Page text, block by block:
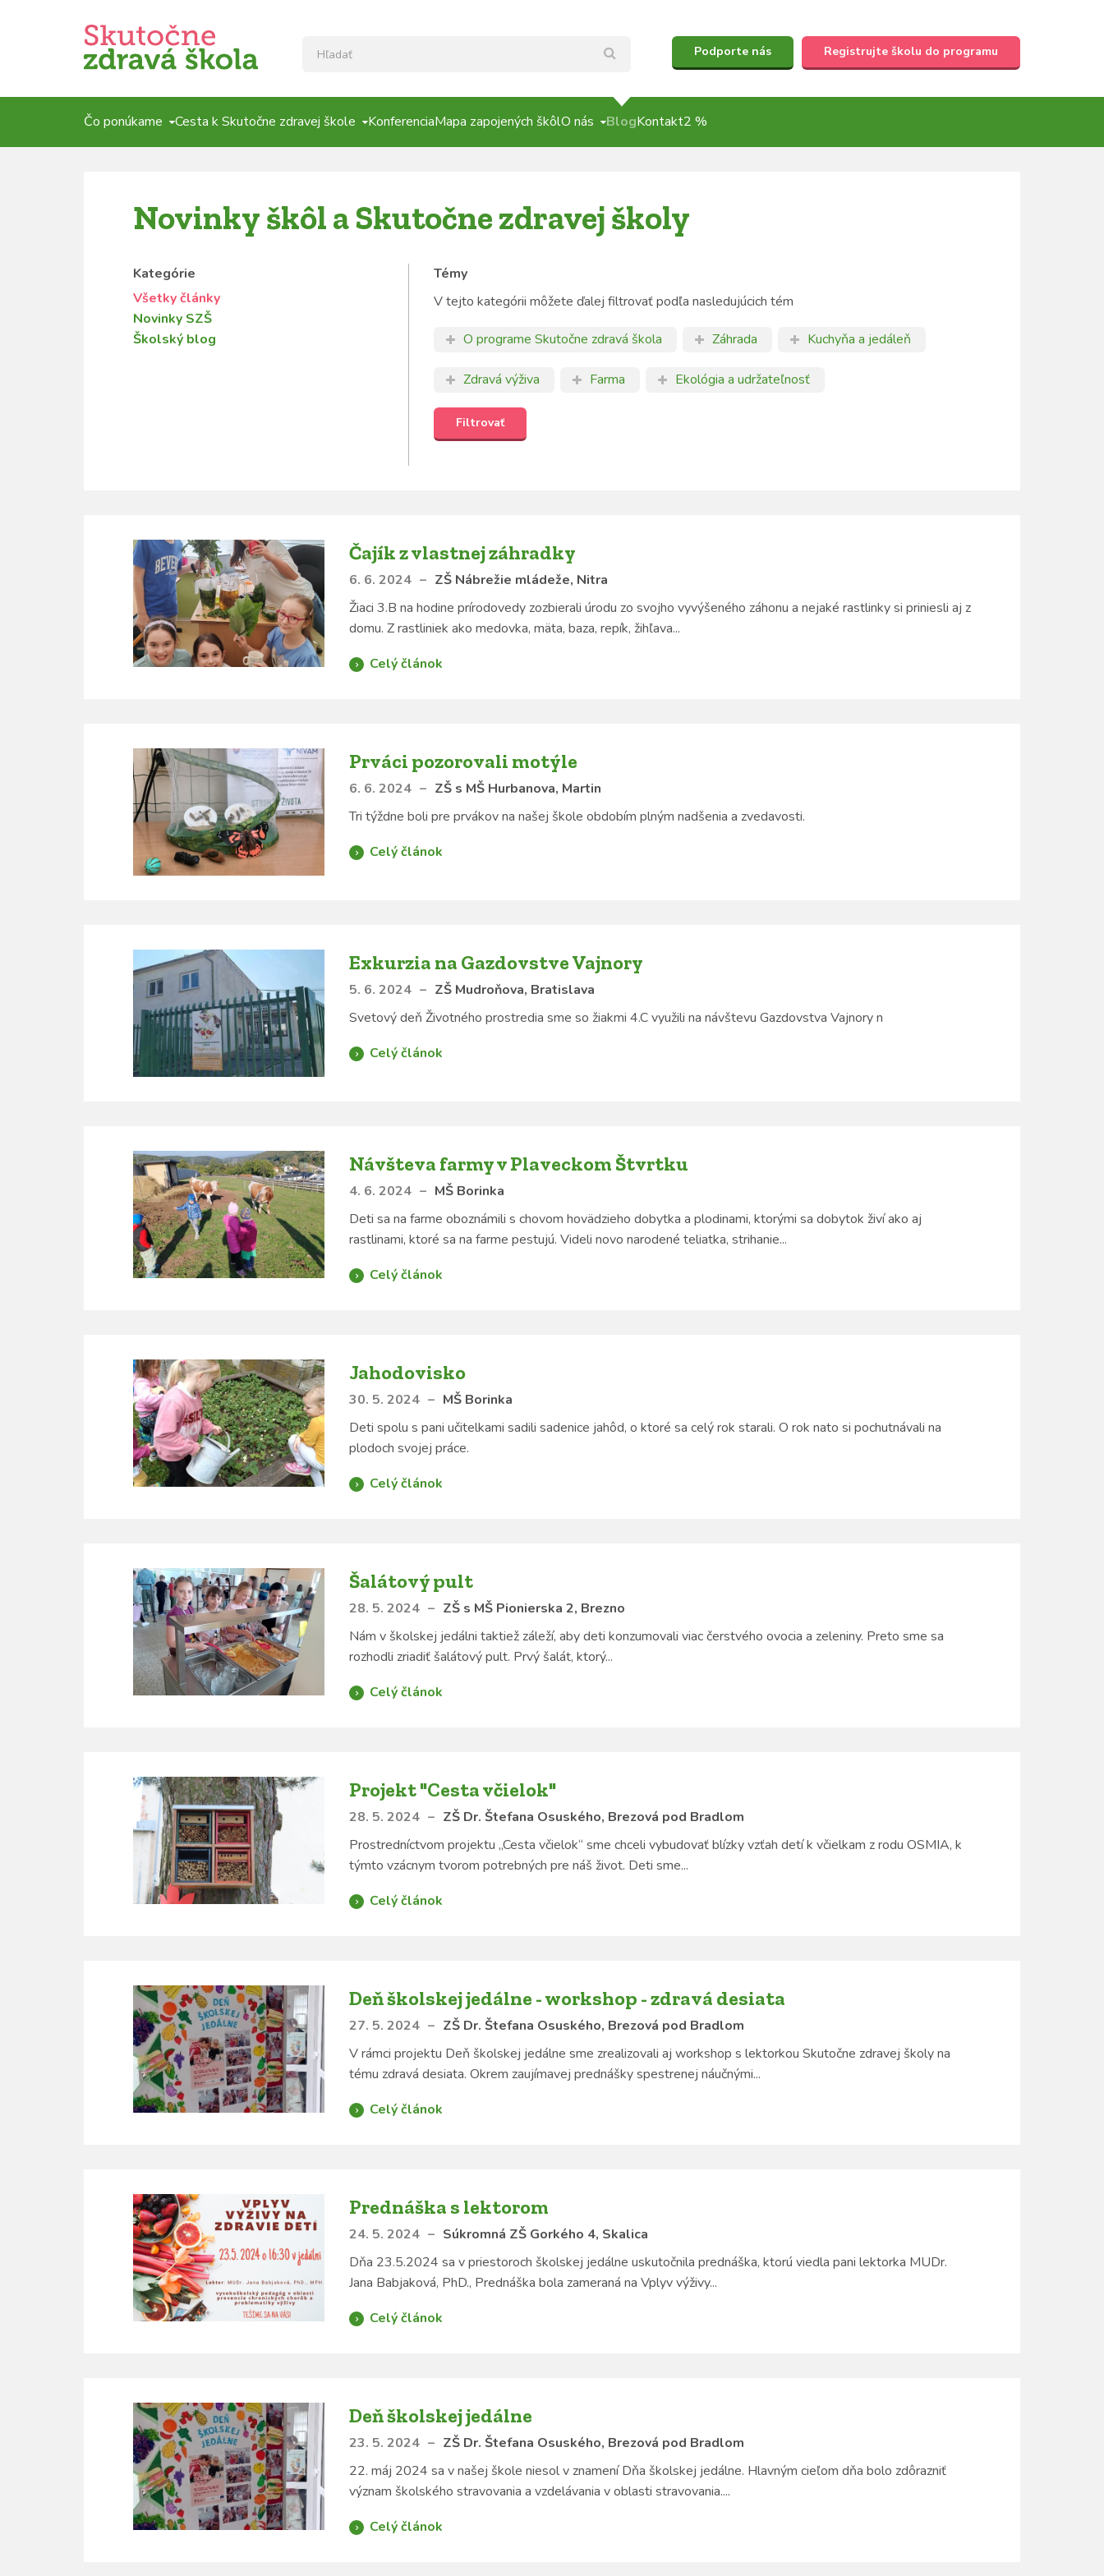
Podporte nás Registrujte školu do programu
Čo ponúkame Cesta k Skutočne zdravej škole KonferenciaMapa zapojených škôlO nás BlogKontakt2 %
Novinky škôl a Skutočne zdravej školy
Kategórie
Všetky články
Novinky SZŠ
Školský blog
Témy
V tejto kategórii môžete ďalej filtrovať podľa nasledujúcich tém
O programe Skutočne zdravá škola Záhrada Kuchyňa a jedáleň
Zdravá výživa Farma Ekológia a udržateľnosť
Čajík z vlastnej záhradky
6. 6. 2024 – ZŠ Nábrežie mládeže, Nitra
Žiaci 3.B na hodine prírodovedy zozbierali úrodu zo svojho vyvýšeného záhonu a nejaké rastlinky si priniesli aj z
domu. Z rastliniek ako medovka, mäta, baza, repík, žihľava...
Celý článok
Prváci pozorovali motýle
6. 6. 2024 – ZŠ s MŠ Hurbanova, Martin
Tri týždne boli pre prvákov na našej škole obdobím plným nadšenia a zvedavosti.
Celý článok
Exkurzia na Gazdovstve Vajnory
5. 6. 2024 – ZŠ Mudroňova, Bratislava
Svetový deň Životného prostredia sme so žiakmi 4.C využili na návštevu Gazdovstva Vajnory n
Celý článok
Návšteva farmy v Plaveckom Štvrtku
4. 6. 2024 – MŠ Borinka
Deti sa na farme oboznámili s chovom hovädzieho dobytka a plodinami, ktorými sa dobytok živí ako aj
rastlinami, ktoré sa na farme pestujú. Videli novo narodené teliatka, strihanie...
Celý článok
Jahodovisko
30. 5. 2024 – MŠ Borinka
Deti spolu s pani učitelkami sadili sadenice jahôd, o ktoré sa celý rok starali. O rok nato si pochutnávali na
plodoch svojej práce.
Celý článok
Šalátový pult
28. 5. 2024 – ZŠ s MŠ Pionierska 2, Brezno
Nám v školskej jedálni taktiež záleží, aby deti konzumovali viac čerstvého ovocia a zeleniny. Preto sme sa
rozhodli zriadiť šalátový pult. Prvý šalát, ktorý...
Celý článok
Projekt "Cesta včielok"
28. 5. 2024 – ZŠ Dr. Štefana Osuského, Brezová pod Bradlom
Prostredníctvom projektu „Cesta včielok“ sme chceli vybudovať blízky vzťah detí k včielkam z rodu OSMIA, k
týmto vzácnym tvorom potrebných pre náš život. Deti sme...
Celý článok
Deň školskej jedálne - workshop - zdravá desiata
27. 5. 2024 – ZŠ Dr. Štefana Osuského, Brezová pod Bradlom
V rámci projektu Deň školskej jedálne sme zrealizovali aj workshop s lektorkou Skutočne zdravej školy na
tému zdravá desiata. Okrem zaujímavej prednášky spestrenej náučnými...
Celý článok
Prednáška s lektorom
24. 5. 2024 – Súkromná ZŠ Gorkého 4, Skalica
Dňa 23.5.2024 sa v priestoroch školskej jedálne uskutočnila prednáška, ktorú viedla pani lektorka MUDr.
Jana Babjaková, PhD., Prednáška bola zameraná na Vplyv výživy...
Celý článok
Deň školskej jedálne
23. 5. 2024 – ZŠ Dr. Štefana Osuského, Brezová pod Bradlom
22. máj 2024 sa v našej škole niesol v znamení Dňa školskej jedálne. Hlavným cieľom dňa bolo zdôrazniť
význam školského stravovania a vzdelávania v oblasti stravovania....
Celý článok